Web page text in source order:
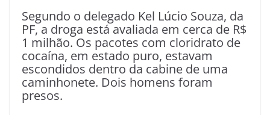
Segundo o delegado Kel Lúcio Souza, da
PF, a droga está avaliada em cerca de R$
1 milhão. Os pacotes com cloridrato de
cocaína, em estado puro, estavam
escondidos dentro da cabine de uma
caminhonete. Dois homens foram
presos.